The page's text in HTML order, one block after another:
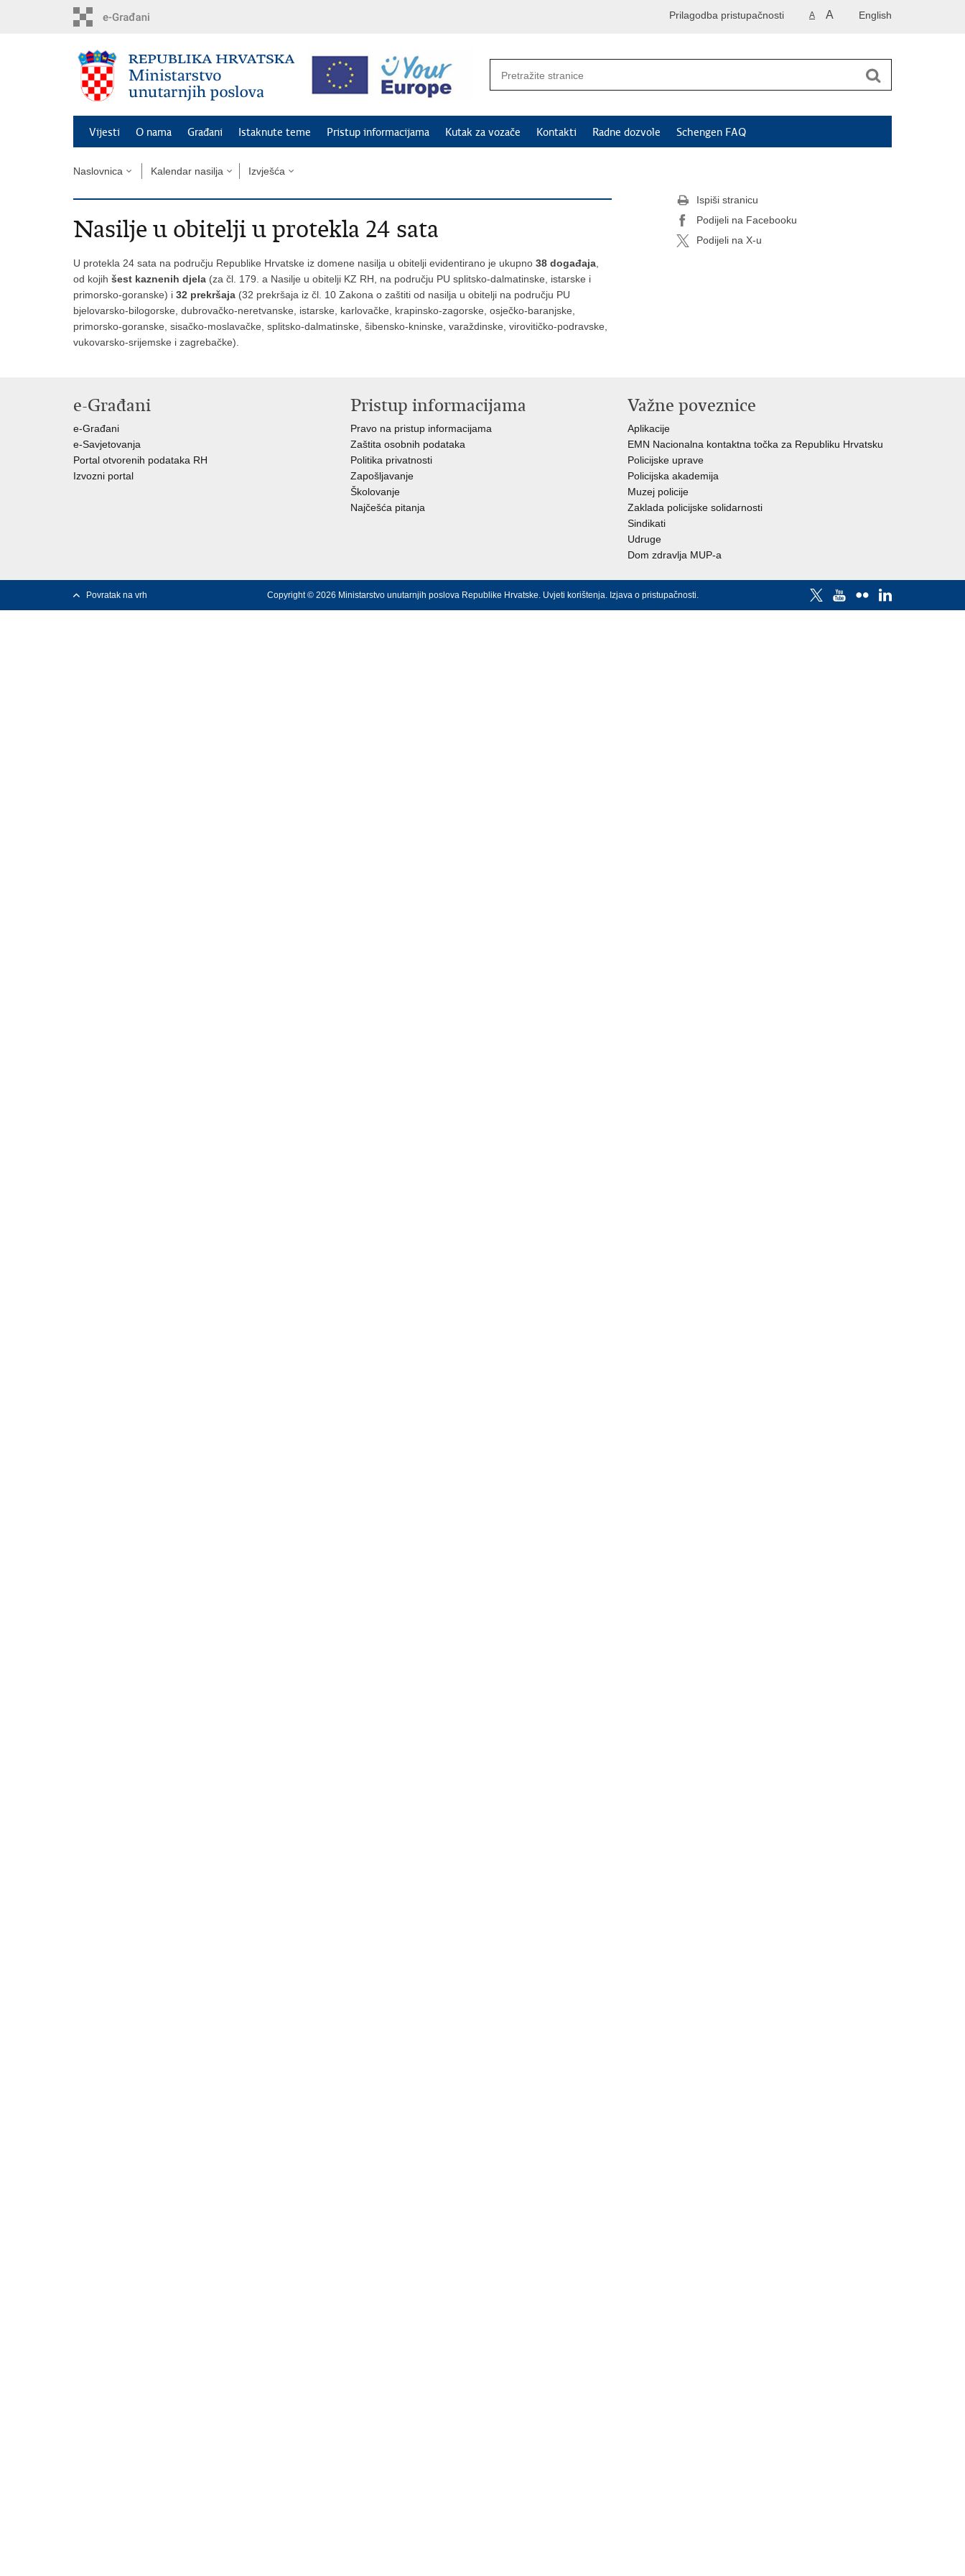
English
A A
Prilagodba pristupačnosti
Vijesti O nama Građani Istaknute teme Pristup informacijama Kutak za vozače Kontakti Radne dozvole Schengen FAQ
Naslovnica Kalendar nasilja Izvješća
Nasilje u obitelji u protekla 24 sata
U protekla 24 sata na području Republike Hrvatske iz domene nasilja u obitelji evidentirano je ukupno 38 događaja
od kojih šest kaznenih djela (za čl. 179. a Nasilje u obitelji KZ RH, na području PU splitsko-dalmatinske, istarske i
primorsko-goranske) i 32 prekršaja (32 prekršaja iz čl. 10 Zakona o zaštiti od nasilja u obitelji na području PU
bjelovarsko-bilogorske, dubrovačko-neretvanske, istarske, karlovačke, krapinsko-zagorske, osječko-baranjske,
primorsko-goranske, sisačko-moslavačke, splitsko-dalmatinske, šibensko-kninske, varaždinske, virovitičko-podravske,
vukovarsko-srijemske i zagrebačke).
Ispiši stranicu
Podijeli na Facebooku
Podijeli na X-u
e-Građani
e-Građani
e-Savjetovanja
Portal otvorenih podataka RH
Izvozni portal
Pristup informacijama
Pravo na pristup informacijama
Zaštita osobnih podataka
Politika privatnosti
Zapošljavanje
Školovanje
Najčešća pitanja
Važne poveznice
Aplikacije
EMN Nacionalna kontaktna točka za Republiku Hrvatsku
Policijske uprave
Policijska akademija
Muzej policije
Zaklada policijske solidarnosti
Sindikati
Udruge
Dom zdravlja MUP-a
Povratak na vrh Copyright © 2026 Ministarstvo unutarnjih poslova Republike Hrvatske. Uvjeti korištenja. Izjava o pristupačnosti.